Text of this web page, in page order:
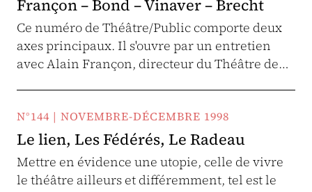
Françon – Bond – Vinaver – Brecht
Ce numéro de Théâtre/Public comporte deux
axes principaux. Il s'ouvre par un entretien
avec Alain Françon, directeur du Théâtre de…
N°144 | NOVEMBRE-DÉCEMBRE 1998
Le lien, Les Fédérés, Le Radeau
Mettre en évidence une utopie, celle de vivre
le théâtre ailleurs et différemment, tel est le